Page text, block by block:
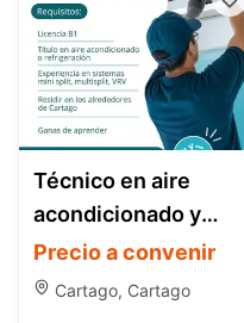
Técnico en aire
acondicionado y
refrigeración –
Cartago
Precio a convenir
Cartago, Cartago